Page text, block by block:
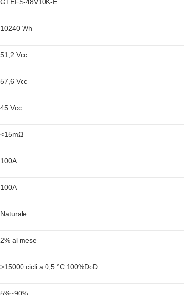
GTEFS-48V10K-E
10240 Wh
51,2 Vcc
57,6 Vcc
45 Vcc
<15mΩ
100A
100A
Naturale
2% al mese
>15000 cicli a 0,5 °C 100%DoD
5%~90%